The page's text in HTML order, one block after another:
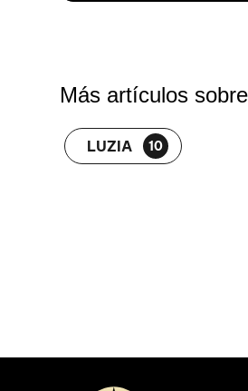
Más artículos sobre
LUZIA 10